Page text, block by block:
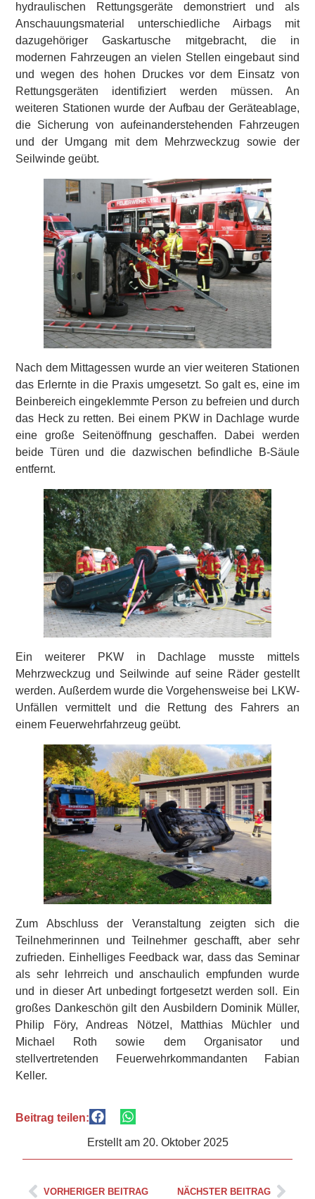
hydraulischen Rettungsgeräte demonstriert und als
Anschauungsmaterial unterschiedliche Airbags mit
dazugehöriger Gaskartusche mitgebracht, die in
modernen Fahrzeugen an vielen Stellen eingebaut sind
und wegen des hohen Druckes vor dem Einsatz von
Rettungsgeräten identifiziert werden müssen. An
weiteren Stationen wurde der Aufbau der Geräteablage,
die Sicherung von aufeinanderstehenden Fahrzeugen
und der Umgang mit dem Mehrzweckzug sowie der
Seilwinde geübt.
Nach dem Mittagessen wurde an vier weiteren Stationen
das Erlernte in die Praxis umgesetzt. So galt es, eine im
Beinbereich eingeklemmte Person zu befreien und durch
das Heck zu retten. Bei einem PKW in Dachlage wurde
eine große Seitenöffnung geschaffen. Dabei werden
beide Türen und die dazwischen befindliche B-Säule
entfernt.
Ein weiterer PKW in Dachlage musste mittels
Mehrzweckzug und Seilwinde auf seine Räder gestellt
werden. Außerdem wurde die Vorgehensweise bei LKW-
Unfällen vermittelt und die Rettung des Fahrers an
einem Feuerwehrfahrzeug geübt.
Zum Abschluss der Veranstaltung zeigten sich die
Teilnehmerinnen und Teilnehmer geschafft, aber sehr
zufrieden. Einhelliges Feedback war, dass das Seminar
als sehr lehrreich und anschaulich empfunden wurde
und in dieser Art unbedingt fortgesetzt werden soll. Ein
großes Dankeschön gilt den Ausbildern Dominik Müller,
Philip Föry, Andreas Nötzel, Matthias Müchler und
Michael Roth sowie dem Organisator und
stellvertretenden Feuerwehrkommandanten Fabian
Keller.
Beitrag teilen:
Erstellt am 20. Oktober 2025
VORHERIGER BEITRAG NÄCHSTER BEITRAG